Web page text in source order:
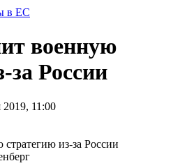
в ЕС
военную
за России
11:00